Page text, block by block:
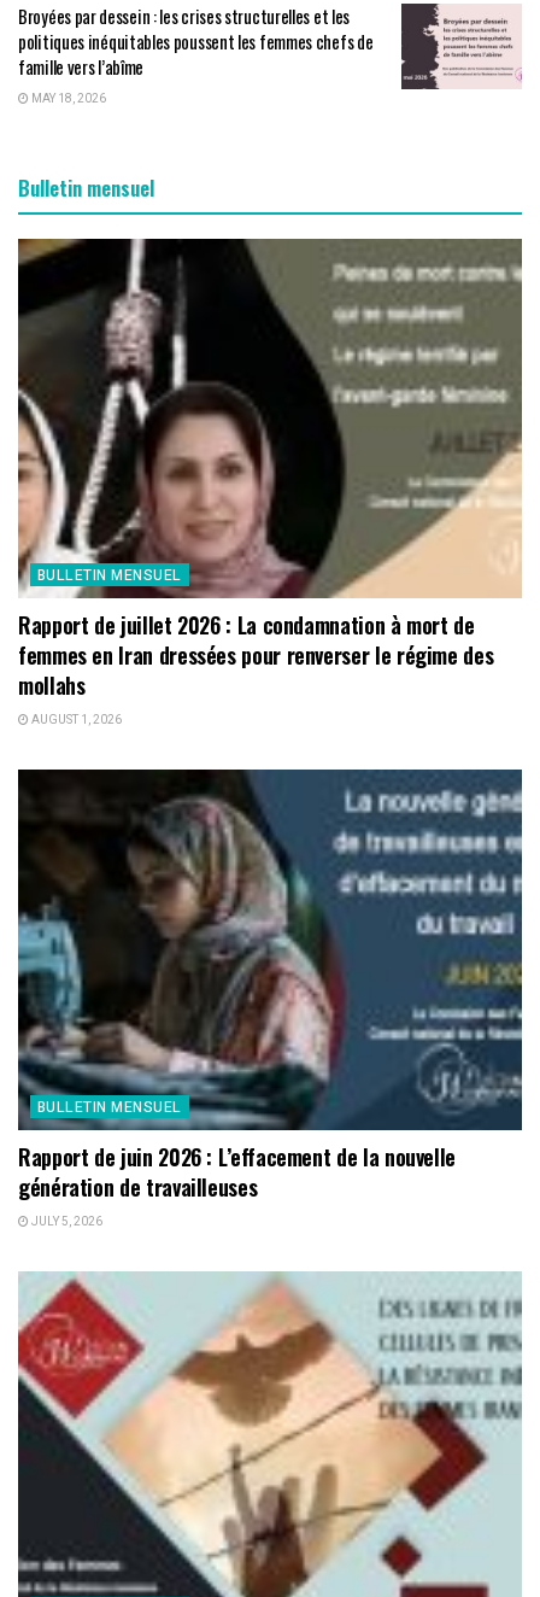
Broyées par dessein : les crises structurelles et les
politiques inéquitables poussent les femmes chefs de
famille vers l’abîme
MAY 18, 2026
Bulletin mensuel
BULLETIN MENSUEL
Rapport de juillet 2026 : La condamnation à mort de
femmes en Iran dressées pour renverser le régime des
mollahs
AUGUST 1, 2026
BULLETIN MENSUEL
Rapport de juin 2026 : L’effacement de la nouvelle
génération de travailleuses
JULY 5, 2026